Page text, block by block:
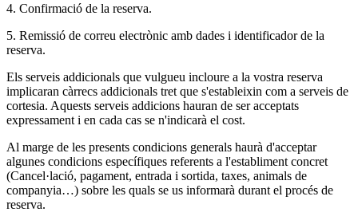
4. Confirmació de la reserva.
5. Remissió de correu electrònic amb dades i identificador de la
reserva.
Els serveis addicionals que vulgueu incloure a la vostra reserva
implicaran càrrecs addicionals tret que s'estableixin com a serveis de
cortesia. Aquests serveis addicions hauran de ser acceptats
expressament i en cada cas se n'indicarà el cost.
Al marge de les presents condicions generals haurà d'acceptar
algunes condicions específiques referents a l'establiment concret
(Cancel·lació, pagament, entrada i sortida, taxes, animals de
companyia…) sobre les quals se us informarà durant el procés de
reserva.